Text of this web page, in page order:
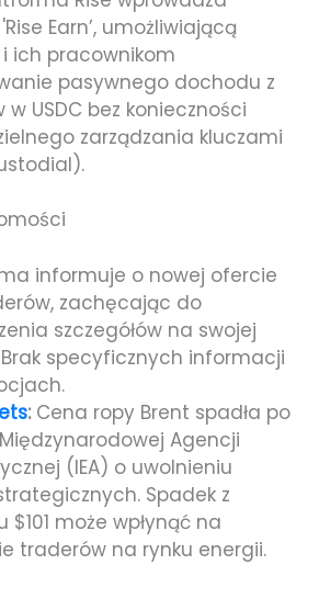
Earn’, umożliwiającą
ich pracownikom
pasywnego dochodu z
w USDC bez konieczności
zarządzania kluczami
informuje o nowej ofercie
zachęcając do
szczegółów na swojej
specyficznych informacji
:Cena ropy Brent spadła po
Agencji
(IEA) o uwolnieniu
Spadek z
$101 może wpłynąć na
traderów na rynku energii.